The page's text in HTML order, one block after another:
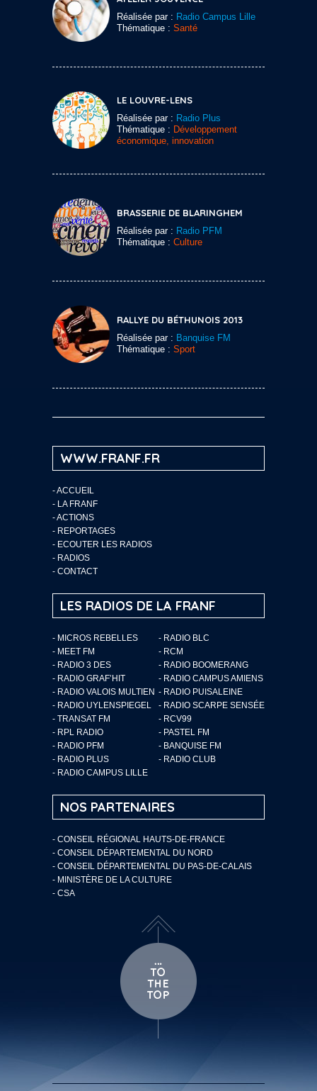
Réalisée par : Radio Campus Lille
Thématique : Santé
LE LOUVRE-LENS
Réalisée par : Radio Plus
Thématique : Développement
économique, innovation
BRASSERIE DE BLARINGHEM
Réalisée par : Radio PFM
Thématique : Culture
RALLYE DU BÉTHUNOIS 2013
Réalisée par : Banquise FM
Thématique : Sport
WWW.FRANF.FR
-ACCUEIL
- LA FRANF
-ACTIONS
- REPORTAGES
- ECOUTER LES RADIOS
- RADIOS
- CONTACT
LES RADIOS DE LA FRANF
- MICROS REBELLES
- RADIO BLC
- MEET FM
- RCM
- RADIO 3 DES
- RADIO BOOMERANG
- RADIO GRAF’HIT
- RADIO CAMPUS AMIENS
- RADIO VALOIS MULTIEN - RADIO PUISALEINE
- RADIO UYLENSPIEGEL
- RADIO SCARPE SENSÉE
- TRANSAT FM
- RCV99
- RPL RADIO
- PASTEL FM
- RADIO PFM
- BANQUISE FM
- RADIO PLUS
- RADIO CLUB
- RADIO CAMPUS LILLE
NOS PARTENAIRES
- CONSEIL RÉGIONAL HAUTS-DE-FRANCE
- CONSEIL DÉPARTEMENTAL DU NORD
- CONSEIL DÉPARTEMENTAL DU PAS-DE-CALAIS
- MINISTÈRE DE LA CULTURE
- CSA